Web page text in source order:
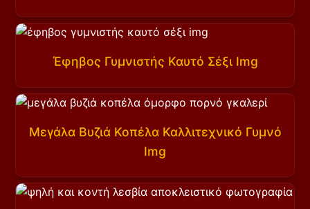
Έφηβος Γυμνιστής Καυτό Σέξι Img
Μεγάλα Βυζιά Κοπέλα Καλλιτεχνικό Γυμνό
Img